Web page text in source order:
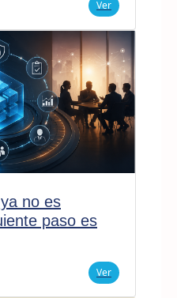
Ver
no es
paso es
Ver